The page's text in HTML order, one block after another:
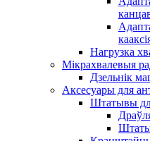
Нагрузка
Мікрахвалевыя
Дзельнік
Аксесуары для
Штатывы